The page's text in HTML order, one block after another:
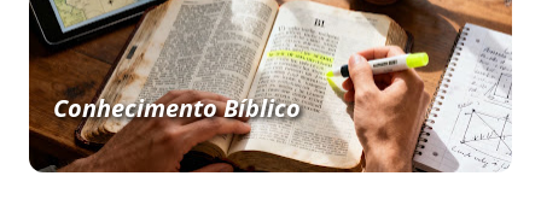
Conhecimento Bíblico